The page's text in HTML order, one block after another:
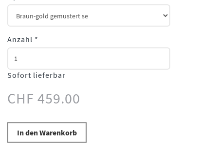
Anzahl *
Sofort lieferbar
CHF 459.00
In den Warenkorb